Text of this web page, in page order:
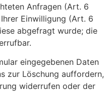
Anfragen (Art. 6
Einwilligung (Art. 6
abgefragt wurde; die
eingegebenen Daten
zur Löschung auffordern,
widerrufen oder der